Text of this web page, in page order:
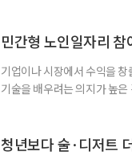
이 91.5%에 달했다는 조사
민간형 노인일자리 참
기업이나 시장에서 수익을
기술을 배우려는 의지가 높
비부머 세대 가운데 노인일자
청년보다 술·디저트